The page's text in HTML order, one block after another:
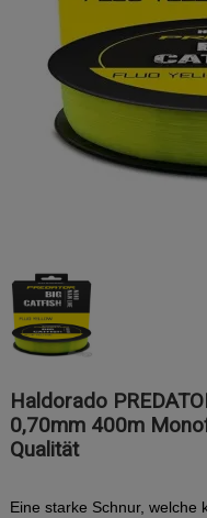
Haldorado
0,70mm 400m
Qualität
Eine starke Schnur, welche